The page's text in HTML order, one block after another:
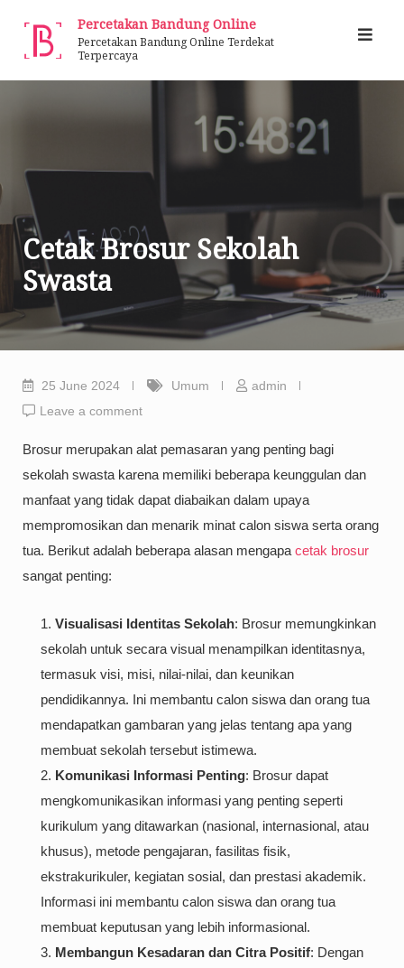
content
Percetakan Bandung Online
Percetakan Bandung Online Terdekat
Terpercaya
Cetak Brosur Sekolah
Swasta
25 June 2024 Umum
admin
Leave a comment
Brosur merupakan alat pemasaran yang penting bagi
sekolah swasta karena memiliki beberapa keunggulan dan
manfaat yang tidak dapat diabaikan dalam upaya
mempromosikan dan menarik minat calon siswa serta orang
tua. Berikut adalah beberapa alasan mengapa cetak brosur
sangat penting:
Visualisasi Identitas Sekolah: Brosur memungkinkan
sekolah untuk secara visual menampilkan identitasnya,
termasuk visi, misi, nilai-nilai, dan keunikan
pendidikannya. Ini membantu calon siswa dan orang tua
mendapatkan gambaran yang jelas tentang apa yang
membuat sekolah tersebut istimewa.
Komunikasi Informasi Penting: Brosur dapat
mengkomunikasikan informasi yang penting seperti
kurikulum yang ditawarkan (nasional, internasional, atau
khusus), metode pengajaran, fasilitas fisik,
ekstrakurikuler, kegiatan sosial, dan prestasi akademik.
Informasi ini membantu calon siswa dan orang tua
membuat keputusan yang lebih informasional.
Membangun Kesadaran dan Citra Positif: Dengan